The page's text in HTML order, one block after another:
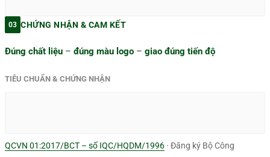
03 CHỨNG NHẬN & CAM KẾT
Đúng chất liệu – đúng màu logo – giao đúng tiến độ
TIÊU CHUẨN & CHỨNG NHẬN
QCVN 01:2017/BCT – số IQC/HQDM/1996 · Đăng ký Bộ Công